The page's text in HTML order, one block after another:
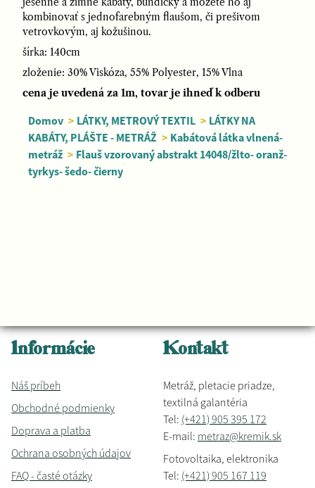
kombinovať s jednofarebným flaušom, či prešivom
vetrovkovým, aj kožušinou.
šírka: 140cm
zloženie: 30% Viskóza, 55% Polyester, 15% Vlna
cena je uvedená za 1m, tovar je ihneď k odberu
Domov > LÁTKY, METROVÝ TEXTIL > LÁTKY NA
KABÁTY, PLÁŠTE - METRÁŽ > Kabátová látka vlnená-
metráž > Flauš vzorovaný abstrakt 14048/žlto- oranž-
tyrkys- šedo- čierny
Informácie
Náš príbeh
Obchodné podmienky
Doprava a platba
Ochrana osobných údajov
FAQ - časté otázky
Kontakt
Metráž, pletacie priadze,
textilná galantéria
Tel: (+421) 905 395 172
E-mail: metraz@kremik.sk
Fotovoltaika, elektronika
Tel: (+421) 905 167 119